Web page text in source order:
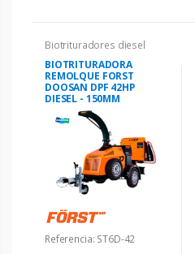
Biotrituradores diesel
BIOTRITURADORA
REMOLQUE FORST
DOOSAN DPF 42HP
DIESEL - 150MM
Referencia: ST6D-42